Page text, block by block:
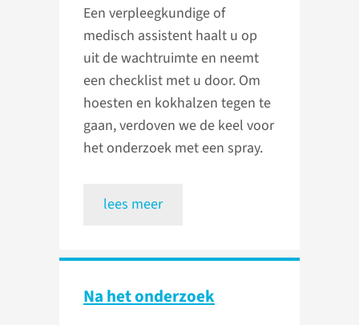
Een verpleegkundige of
medisch assistent haalt u op
uit de wachtruimte en neemt
een checklist met u door. Om
hoesten en kokhalzen tegen te
gaan, verdoven we de keel voor
het onderzoek met een spray.
lees meer
Na het onderzoek